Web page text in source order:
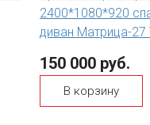
2400*1080*920
диван Матрица-
150 000 руб.
В корзину